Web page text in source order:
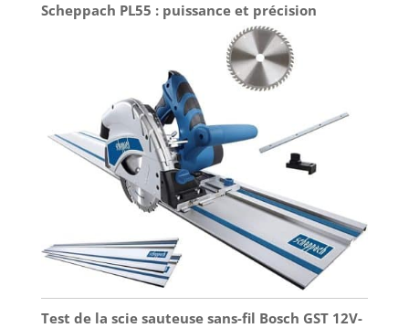
Scheppach PL55 : puissance et précision
Test de la scie sauteuse sans-fil Bosch GST 12V-